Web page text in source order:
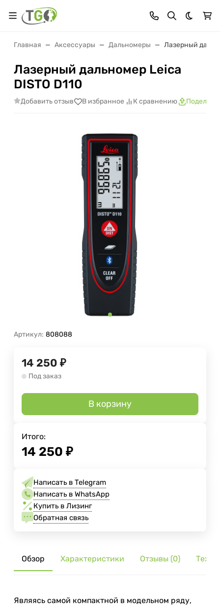
Темная
Главная Аксессуары Дальномеры Лазерный
Лазерный дальномер Leica
DISTO D110
Добавить отзыв В избранное К сравнению
Артикул: 808088
14 250 ₽
Под заказ
В корзину
Итого:
14 250 ₽
Написать в Telegram
Написать в WhatsApp
Купить в Лизинг
Обратная связь
Обзор Характеристики Отзывы (0) Тех.
Являясь самой компактной в модельном ряду,